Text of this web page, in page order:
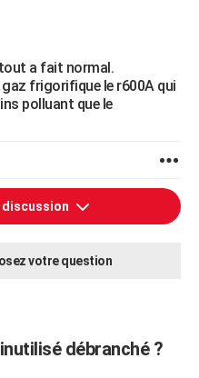
a fait normal.
frigorifique le r600A qui
polluant que le
votre question
débranché ?